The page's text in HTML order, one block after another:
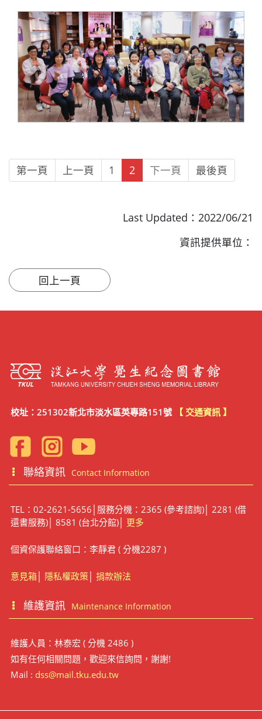
第一頁 上一頁 1 2 下一頁 最後頁
Last Updated：2022/06/21
資訊提供單位：
校址：251302新北市淡水區英專路151號 【 交通資訊 】
聯絡資訊 Contact Information
TEL：02-2621-5656│服務分機：2365 (參考諮詢)│ 2281 (借
還書服務)│ 8581 (台北分館)│ 更多
個資保護聯絡窗口：李靜君 ( 分機2287 )
意見箱│ 隱私權政策│ 捐款辦法
維護資訊 Maintenance Information
維護人員：林泰宏 ( 分機 2486 )
如有任何相關問題，歡迎來信詢問，謝謝!
Mail : dss@mail.tku.edu.tw